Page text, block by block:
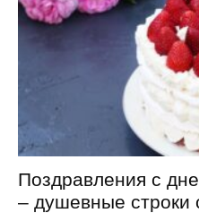
Поздравления с
– душевные строки